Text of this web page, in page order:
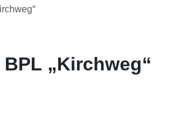
„Kirchweg“